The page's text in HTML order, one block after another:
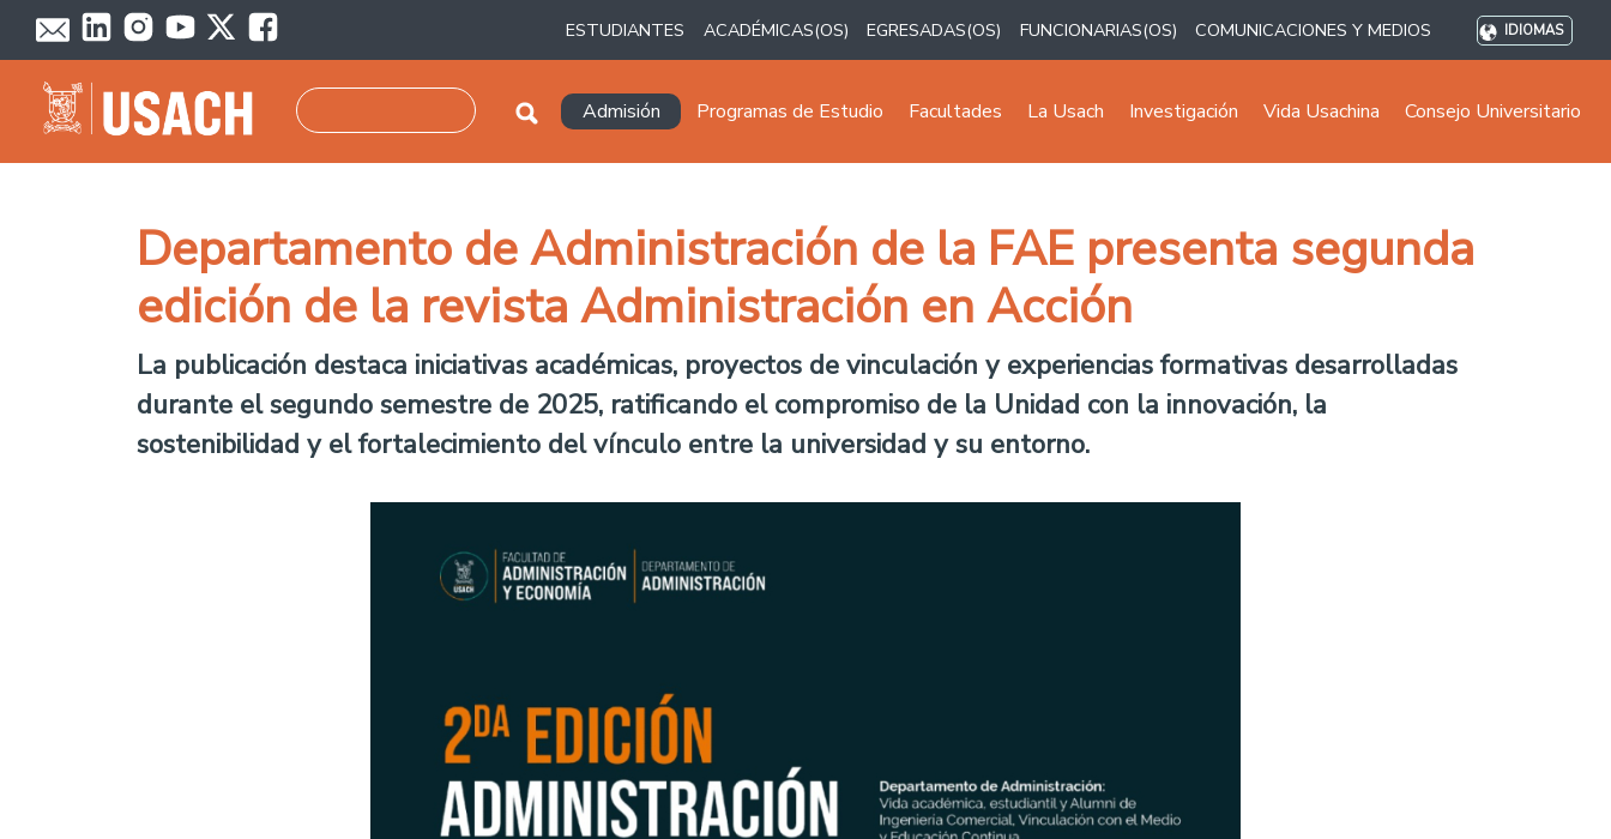
Pasar al contenido principal
ESTUDIANTES ACADÉMICAS(OS) EGRESADAS(OS) FUNCIONARIAS(OS) COMUNICACIONES Y MEDIOS IDIOMAS
Navegación principal
Admisión Programas de Estudio Facultades La Usach Investigación Vida Usachina Consejo Universitario
Departamento de Administración de la FAE presenta segunda
edición de la revista Administración en Acción
La publicación destaca iniciativas académicas, proyectos de vinculación y experiencias formativas desarrolladas
durante el segundo semestre de 2025, ratificando el compromiso de la Unidad con la innovación, la
sostenibilidad y el fortalecimiento del vínculo entre la universidad y su entorno.